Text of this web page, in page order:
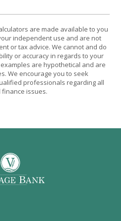
are made available to you
independent use and are not
or tax advice. We cannot and do
or accuracy in regards to your
are hypothetical and are
We encourage you to seek
professionals regarding all
issues.
Bank